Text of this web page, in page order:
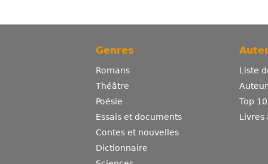
Genres
Romans
Théâtre
Poésie
Essais et documents
Contes et nouvelles
Dictionnaire
Liste
Top
Livres